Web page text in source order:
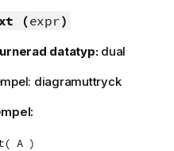
(expr)
datatyp: dual
diagramuttryck
A )